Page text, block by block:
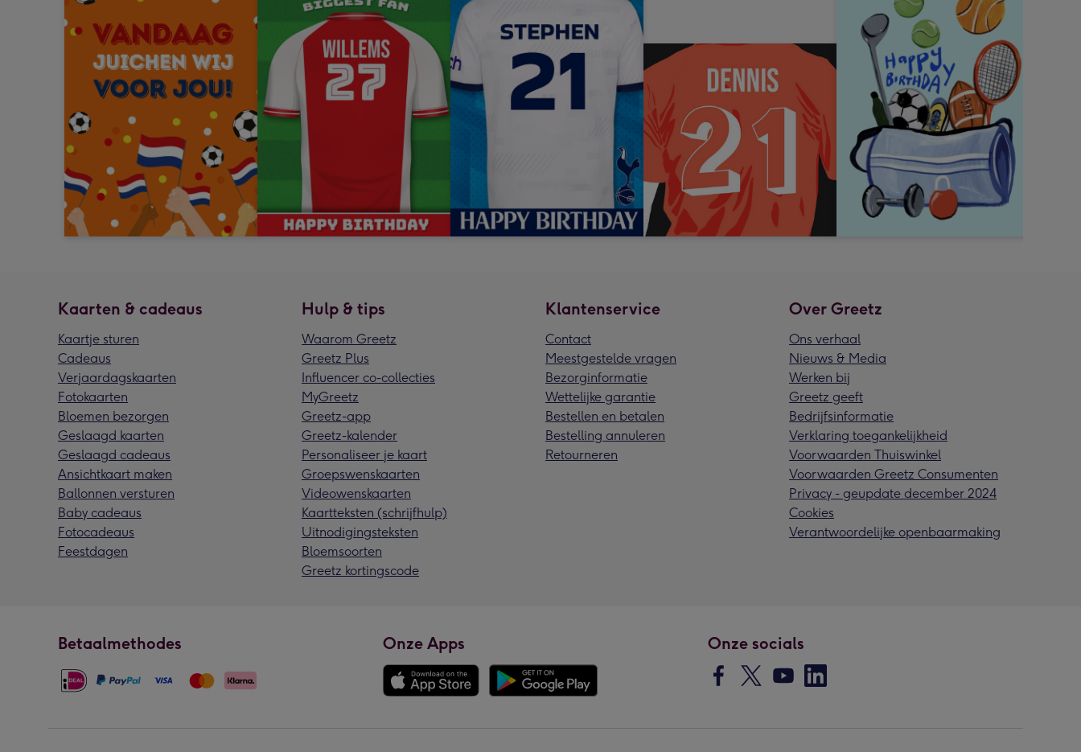
Kaarten & cadeaus
Kaartje sturen
Cadeaus
Verjaardagskaarten
Fotokaarten
Bloemen bezorgen
Geslaagd kaarten
Geslaagd cadeaus
Ansichtkaart maken
Ballonnen versturen
Baby cadeaus
Fotocadeaus
Feestdagen
Hulp & tips
Waarom Greetz
Greetz Plus
Influencer co-collecties
MyGreetz
Greetz-app
Greetz-kalender
Personaliseer je kaart
Groepswenskaarten
Videowenskaarten
Kaartteksten (schrijfhulp)
Uitnodigingsteksten
Bloemsoorten
Greetz kortingscode
Klantenservice
Contact
Meestgestelde vragen
Bezorginformatie
Wettelijke garantie
Bestellen en betalen
Bestelling annuleren
Retourneren
Over Greetz
Ons verhaal
Nieuws & Media
Werken bij
Greetz geeft
Bedrijfsinformatie
Verklaring toegankelijkheid
Voorwaarden Thuiswinkel
Voorwaarden Greetz Consumenten
Privacy - geupdate december 2024
Cookies
Verantwoordelijke openbaarmaking
Betaalmethodes Onze Apps Onze socials